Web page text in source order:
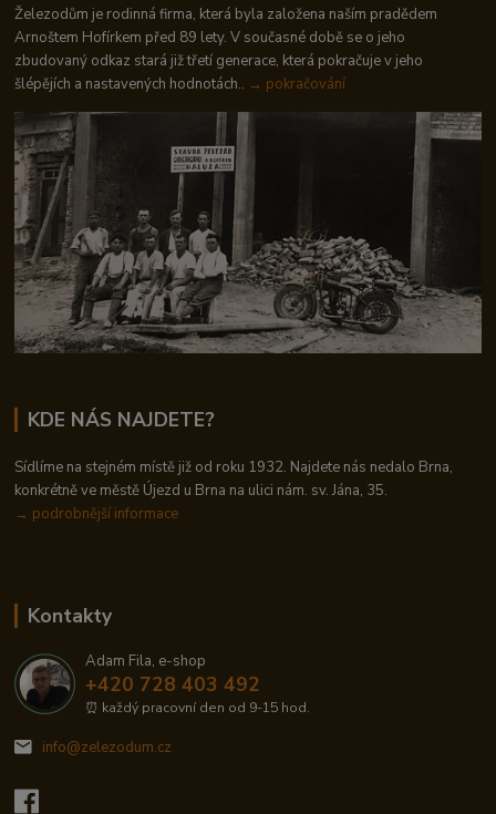
Železodům je rodinná firma, která byla založena naším pradědem
Arnoštem Hofírkem před 89 lety. V současné době se o jeho
zbudovaný odkaz stará již třetí generace, která pokračuje v jeho
šlépějích a nastavených hodnotách.. → pokračování
KDE NÁS NAJDETE?
Sídlíme na stejném místě již od roku 1932. Najdete nás nedalo Brna,
konkrétně ve městě Újezd u Brna na ulici nám. sv. Jána, 35.
→ podrobnější informace
Kontakty
Adam Fila, e-shop
+420 728 403 492
⏰ každý pracovní den od 9-15 hod.
info@zelezodum.cz